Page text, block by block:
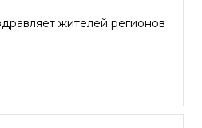
жителей регионов